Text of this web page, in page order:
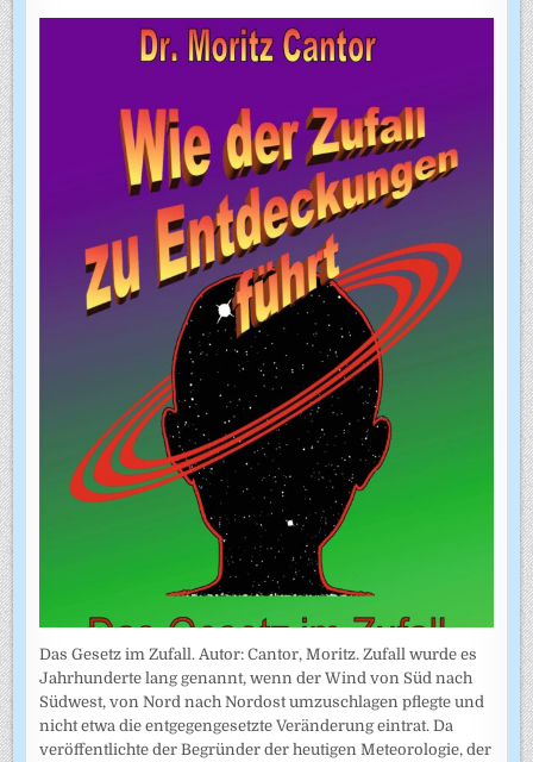
Das Gesetz im Zufall. Autor: Cantor, Moritz. Zufall wurde es
Jahrhunderte lang genannt, wenn der Wind von Süd nach
Südwest, von Nord nach Nordost umzuschlagen pflegte und
nicht etwa die entgegengesetzte Veränderung eintrat. Da
veröffentlichte der Begründer der heutigen Meteorologie, der